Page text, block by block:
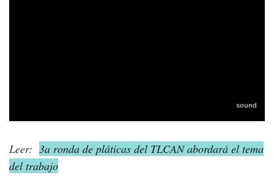
Leer: 3a ronda de pláticas del TLCAN abordará el tema
del trabajo